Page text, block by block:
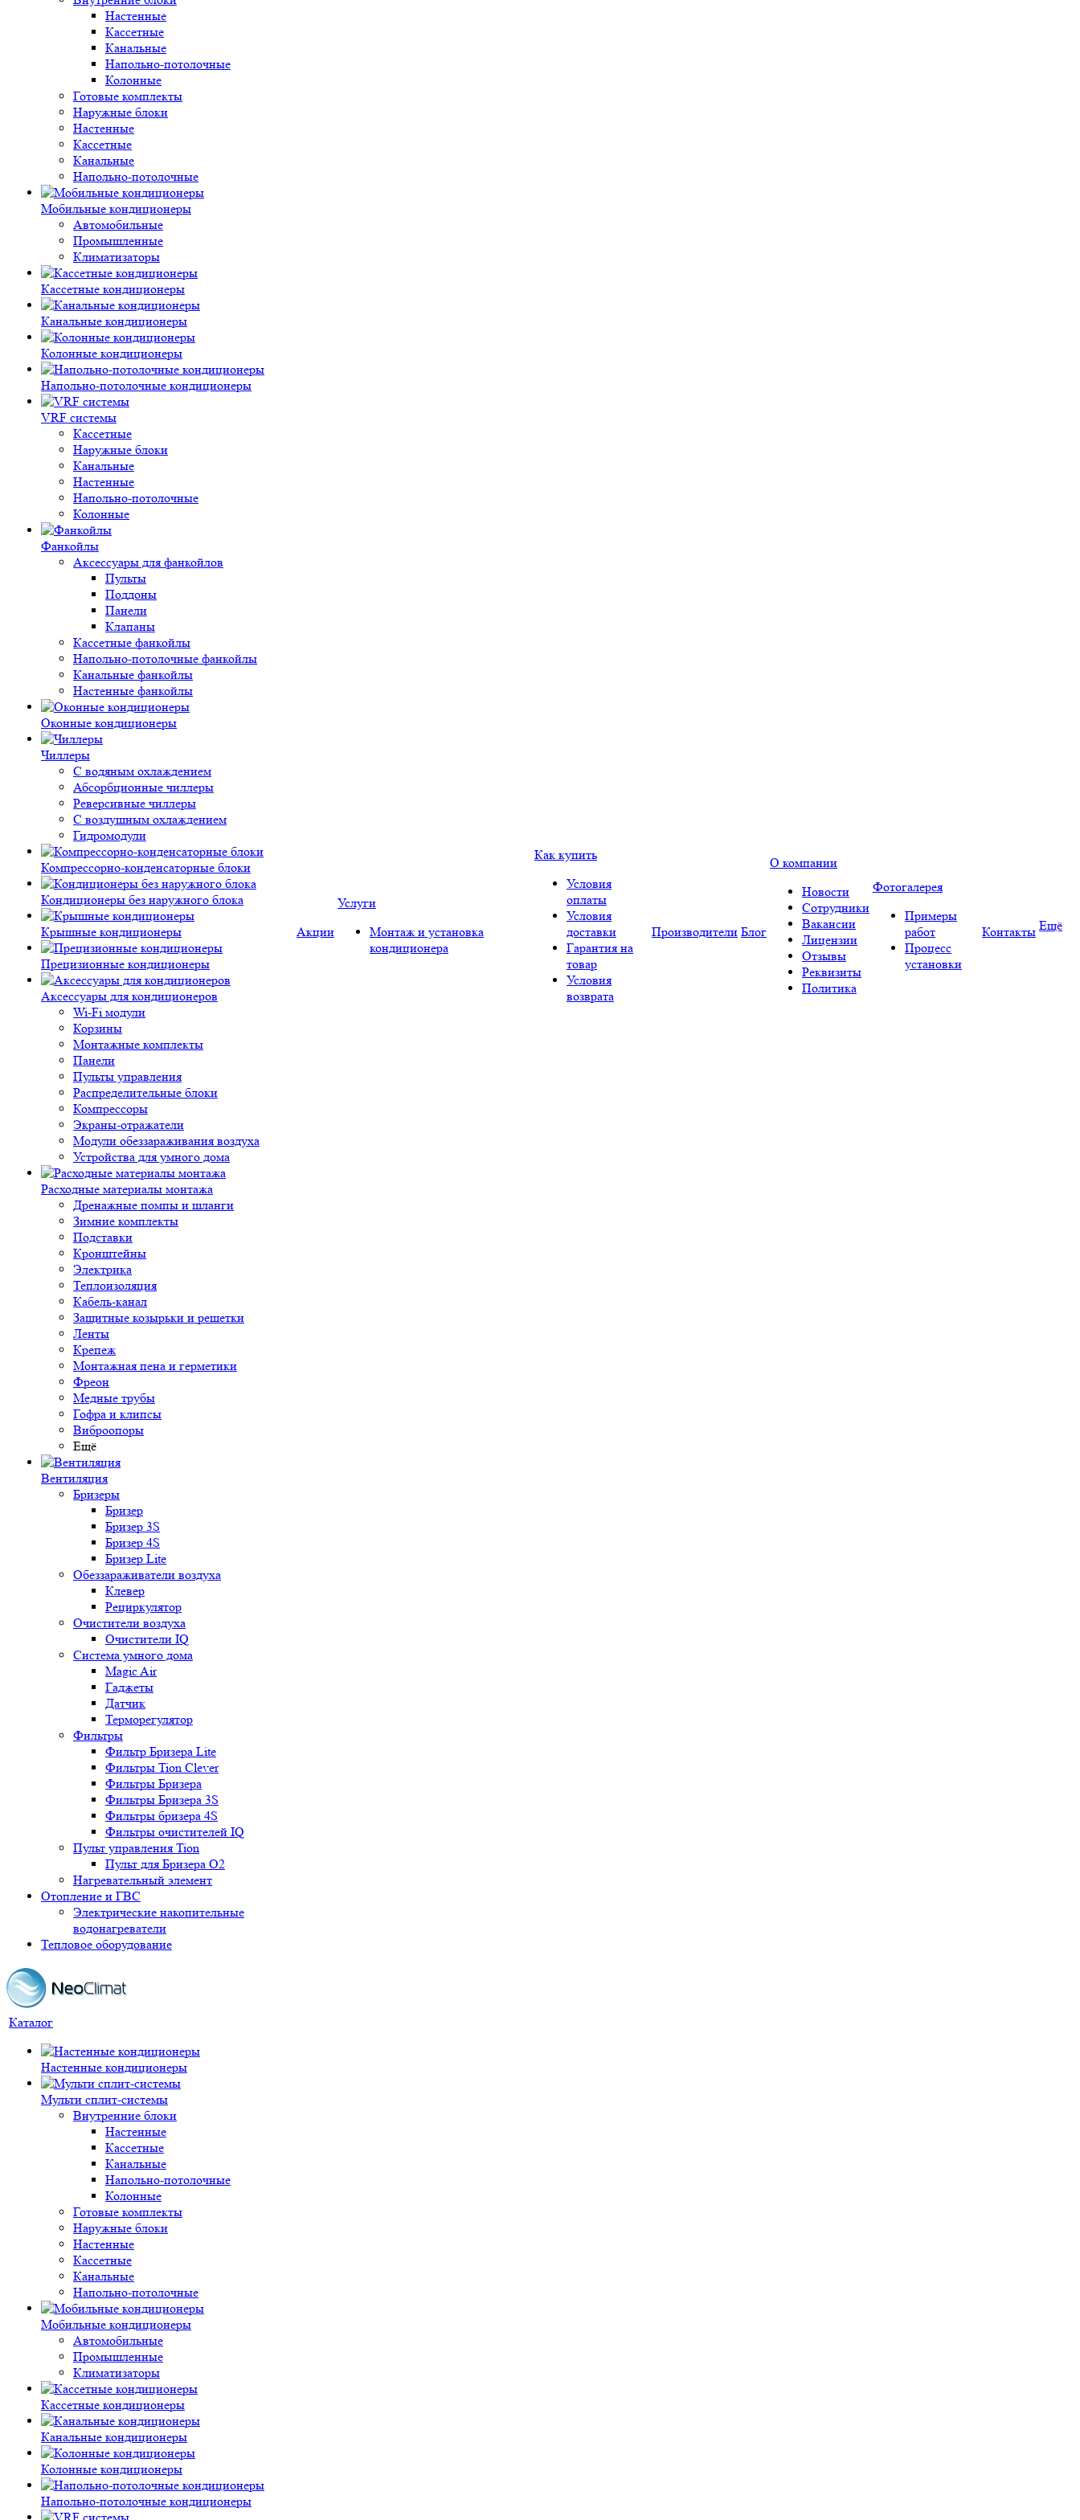
Настенные
Кассетные
Канальные
Напольно-потолочные
Колонные
Готовые комплекты
Наружные блоки
Настенные
Кассетные
Канальные
Напольно-потолочные
Мобильные кондиционеры
Автомобильные
Промышленные
Климатизаторы
Кассетные кондиционеры
Канальные кондиционеры
Колонные кондиционеры
Напольно-потолочные кондиционеры
VRF системы
Кассетные
Наружные блоки
Канальные
Настенные
Напольно-потолочные
Колонные
Фанкойлы
Аксессуары для фанкойлов
Пульты
Поддоны
Панели
Клапаны
Кассетные фанкойлы
Напольно-потолочные фанкойлы
Канальные фанкойлы
Настенные фанкойлы
Оконные кондиционеры
Чиллеры
С водяным охлаждением
Абсорбционные чиллеры
Реверсивные чиллеры
С воздушным охлаждением
Гидромодули
Компрессорно-конденсаторные блоки
Кондиционеры без наружного блока
Крышные кондиционеры
Прецизионные кондиционеры
Аксессуары для кондиционеров
Wi-Fi модули
Корзины
Монтажные комплекты
Панели
Пульты управления
Распределительные блоки
Компрессоры
Экраны-отражатели
Модули обеззараживания воздуха
Устройства для умного дома
Расходные материалы монтажа
Дренажные помпы и шланги
Зимние комплекты
Подставки
Кронштейны
Электрика
Теплоизоляция
Кабель-канал
Защитные козырьки и решетки
Ленты
Крепеж
Монтажная пена и герметики
Фреон
Медные трубы
Гофра и клипсы
Виброопоры
Ещё
Вентиляция
Бризеры
Бризер
Бризер 3S
Бризер 4S
Бризер Lite
Обеззараживатели воздуха
Клевер
Рециркулятор
Очистители воздуха
Очистители IQ
Система умного дома
Magic Air
Гаджеты
Датчик
Терморегулятор
Фильтры
Фильтр Бризера Lite
Фильтры Tion Clever
Фильтры Бризера
Фильтры Бризера 3S
Фильтры бризера 4S
Фильтры очистителей IQ
Пульт управления Tion
Пульт для Бризера O2
Нагревательный элемент
Отопление и ГВС
Электрические накопительные
водонагреватели
Тепловое оборудование
Акции
Услуги
Монтаж и установка
кондиционера
Как купить
Условия
оплаты
Условия
доставки
Гарантия на
товар
Условия
возврата
Производители Блог
О компании
Новости
Сотрудники
Вакансии
Лицензии
Отзывы
Реквизиты
Политика
Фотогалерея
Примеры
работ
Процесс
установки
Контакты Ещё
Каталог
Настенные кондиционеры
Мульти сплит-системы
Внутренние блоки
Настенные
Кассетные
Канальные
Напольно-потолочные
Колонные
Готовые комплекты
Наружные блоки
Настенные
Кассетные
Канальные
Напольно-потолочные
Мобильные кондиционеры
Автомобильные
Промышленные
Климатизаторы
Кассетные кондиционеры
Канальные кондиционеры
Колонные кондиционеры
Напольно-потолочные кондиционеры